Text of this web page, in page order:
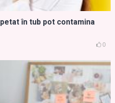
în tub pot contamina
0